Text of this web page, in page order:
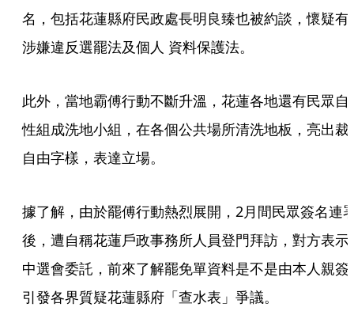
名，包括花蓮縣府民政處長明良臻也被約談，懷疑有
涉嫌違反選罷法及個人 資料保護法。
此外，當地霸傅行動不斷升溫，花蓮各地還有民眾自
性組成洗地小組，在各個公共場所清洗地板，亮出裁
自由字樣，表達立場。
據了解，由於罷傅行動熱烈展開，2月間民眾簽名連
後，遭自稱花蓮戶政事務所人員登門拜訪，對方表示
中選會委託，前來了解罷免單資料是不是由本人親簽
引發各界質疑花蓮縣府「查水表」爭議。